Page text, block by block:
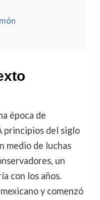
época de
principios del siglo
medio de luchas
un
con los años.
y comenzó